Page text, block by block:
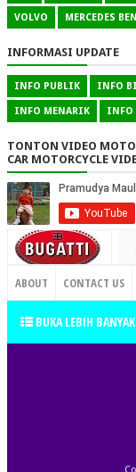
VOLVO MERCEDES
INFORMASI UPDATE
INFO PUBLIK INFO
INFO MENARIK INFO
TONTON VIDEO
CAR MOTORCYCLE
ABOUT CONTACT US
TERMS OF SERVICE
BUKA LEBIH